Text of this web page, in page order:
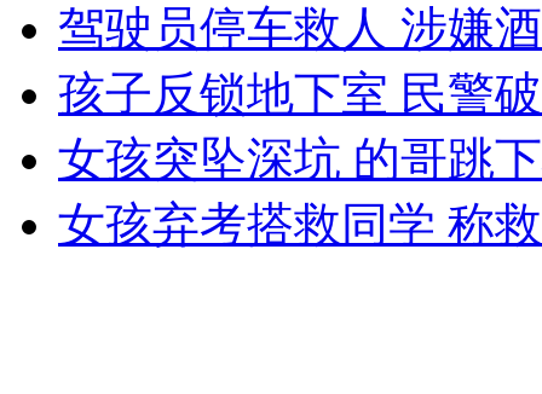
女孩北京地铁殴打老人 痛下狠手拳打脚踢
无痛分娩是否安全 医生回应
外交部：反对强权政治霸凌主义
驾驶员停车救人 涉嫌
孩子反锁地下室 民警
女孩突坠深坑 的哥跳
女孩弃考搭救同学 称